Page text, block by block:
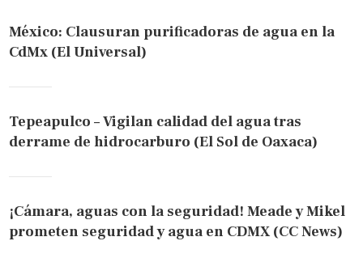
México: Clausuran purificadoras de agua en la
CdMx (El Universal)
Tepeapulco – Vigilan calidad del agua tras
derrame de hidrocarburo (El Sol de Oaxaca)
¡Cámara, aguas con la seguridad! Meade y Mikel
prometen seguridad y agua en CDMX (CC News)